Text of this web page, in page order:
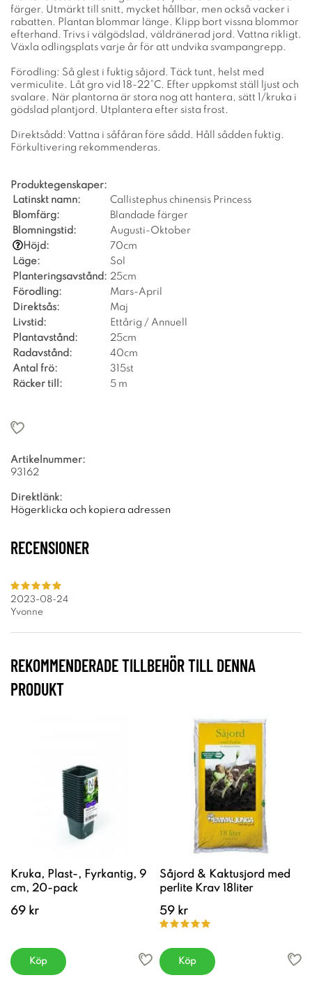
färger. Utmärkt till snitt, mycket hållbar, men också vacker i
rabatten. Plantan blommar länge. Klipp bort vissna blommor
efterhand. Trivs i välgödslad, väldränerad jord. Vattna rikligt.
Växla odlingsplats varje år för att undvika svampangrepp.
Förodling: Så glest i fuktig såjord. Täck tunt, helst med
vermiculite. Låt gro vid 18-22°C. Efter uppkomst ställ ljust och
svalare. När plantorna är stora nog att hantera, sätt 1/kruka i
gödslad plantjord. Utplantera efter sista frost.
Direktsådd: Vattna i såfåran före sådd. Håll sådden fuktig.
Förkultivering rekommenderas.
Produktegenskaper:
Latinskt namn:
Callistephus chinensis Princess
Blomfärg:
Blandade färger
Blomningstid:
Augusti-Oktober
Höjd:
70cm
Läge:
Sol
Planteringsavstånd: 25cm
Förodling:
Mars-April
Direktsås:
Maj
Livstid:
Ettårig / Annuell
Plantavstånd:
25cm
Radavstånd:
40cm
Antal frö:
315st
Räcker till:
5 m
Artikelnummer:
93162
Direktlänk:
Högerklicka och kopiera adressen
RECENSIONER
2023-08-24
Yvonne
REKOMMENDERADE TILLBEHÖR TILL DENNA
PRODUKT
Kruka, Plast-, Fyrkantig, 9
cm, 20-pack
69 kr
Köp
Såjord & Kaktusjord med
perlite Krav 18liter
59 kr
Köp